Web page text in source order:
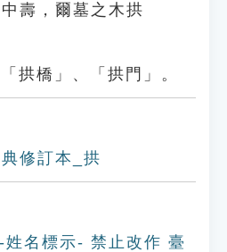
壽，爾墓之木拱
拱橋」、「拱門」。
修訂本_拱
姓名標示- 禁止改作 臺